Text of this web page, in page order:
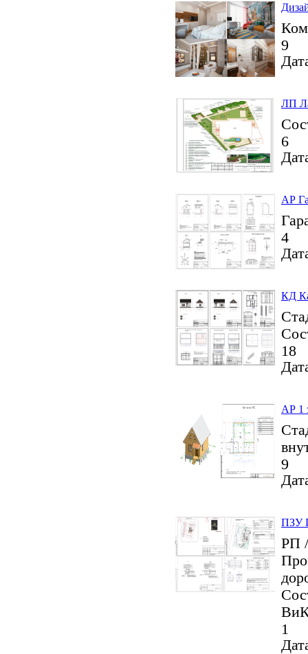
9
ЛП
6
АР
4
КД
18
АР 1
9
ПЗУ
РП /
1